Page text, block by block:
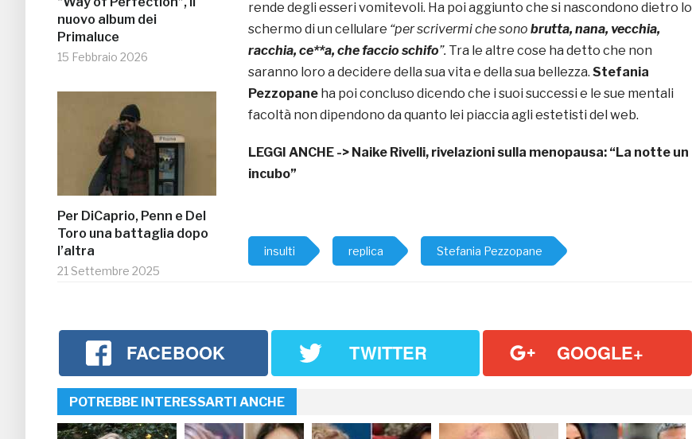
nuovo album dei
Primaluce
15 Febbraio 2026
Per DiCaprio, Penn e Del
Toro una battaglia dopo
l’altra
21 Settembre 2025
rende degli esseri vomitevoli. Ha poi aggiunto che si nascondono dietro lo
schermo di un cellulare “per scrivermi che sono brutta, nana, vecchia,
racchia, ce**a, che faccio schifo”. Tra le altre cose ha detto che non
saranno loro a decidere della sua vita e della sua bellezza. Stefania
Pezzopane ha poi concluso dicendo che i suoi successi e le sue mentali
facoltà non dipendono da quanto lei piaccia agli estetisti del web.
LEGGI ANCHE -> Naike Rivelli, rivelazioni sulla menopausa: “La notte un
incubo”
insulti replica Stefania Pezzopane
FACEBOOK TWITTER GOOGLE+
POTREBBE INTERESSARTI ANCHE